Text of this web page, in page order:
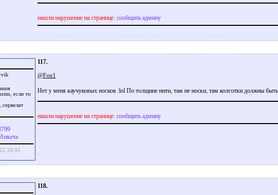
нашли нарушение на странице: сообщить админу
если то
сервелат
Aнкета
20:01
117.
@Fox1
Нет у меня каучуковых носков По толщине нити, там не носки, там колготки должны
нашли нарушение на странице: сообщить админу
118.